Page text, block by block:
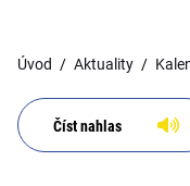
Úvod Aktuality
Číst nahlas